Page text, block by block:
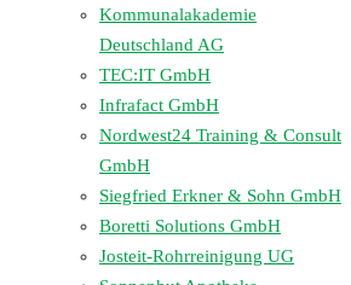
Kommunalakademie
Deutschland AG
TEC:IT GmbH
Infrafact GmbH
Nordwest24 Training & Consult
GmbH
Siegfried Erkner & Sohn GmbH
Boretti Solutions GmbH
Josteit-Rohrreinigung UG